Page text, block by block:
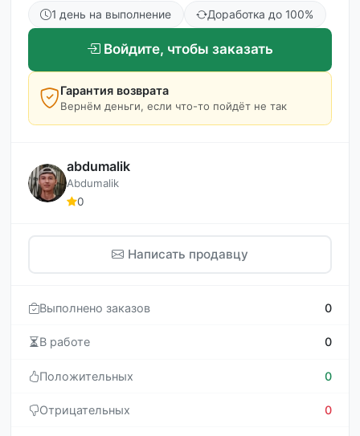
1 день на выполнение Доработка до 100%
Войдите, чтобы заказать
Гарантия возврата
Вернём деньги, если что-то пойдёт не так
abdumalik
Abdumalik
0
Написать продавцу
Выполнено заказов 0
В работе 0
Положительных 0
Отрицательных 0